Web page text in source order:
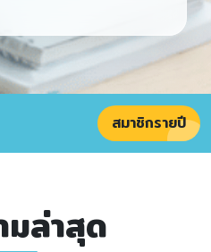
สมาชิกรายปี
มล่าสุด